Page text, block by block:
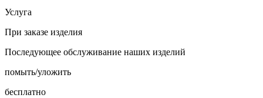
Услуга
При заказе изделия
Последующее обслуживание наших изделий
помыть/уложить
бесплатно